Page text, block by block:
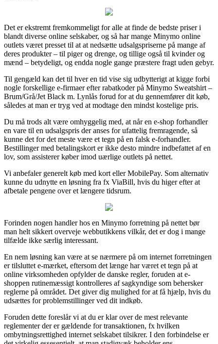
Det er ekstremt fremkommeligt for alle at finde de bedste priser i
blandt diverse online selskaber, og så har mange Minymo online
outlets været presset til at at nedsætte udsalgspriserne på mange af
deres produkter – til piger og drenge, og tillige også til kvinder og
mænd – betydeligt, og endda nogle gange præstere fragt uden gebyr.
Til gengæld kan det til hver en tid vise sig udbytterigt at kigge forbi
nogle forskellige e-firmaer efter rabatkoder på Minymo Sweatshirt –
Brum/Grå/Jet Black m. Lynlås forud for at du gennemfører dit køb,
således at man er tryg ved at modtage den mindst kostelige pris.
Du må trods alt være omhyggelig med, at når en e-shop forhandler
en vare til en udsalgspris der anses for ufattelig fremragende, så
kunne det for det meste være et tegn på en falsk e-forhandler.
Bestillinger med betalingskort er ikke desto mindre indbefattet af en
lov, som assisterer køber imod uærlige outlets på nettet.
Vi anbefaler generelt køb med kort eller MobilePay. Som alternativ
kunne du udnytte en løsning fra fx ViaBill, hvis du higer efter at
afbetale pengene over et længere tidsrum.
Forinden nogen handler hos en Minymo forretning på nettet bør
man helt sikkert overveje webbutikkens vilkår, det er dog i mange
tilfælde ikke særlig interessant.
En nem løsning kan være at se nærmere på om internet forretningen
er tilsluttet e-mærket, eftersom det længe har været et tegn på at
online virksomheden opfylder de danske regler, foruden at e-
shoppen rutinemæssigt kontrolleres af sagkyndige som behersker
reglerne på området. Det giver dig mulighed for at få hjælp, hvis du
udsættes for problemstillinger ved dit indkøb.
Foruden dette foreslår vi at du er klar over de mest relevante
reglementer der er gældende for transaktionen, fx hvilken
ombytningsrettighed internet selskabet tilsikrer. I den forbindelse er